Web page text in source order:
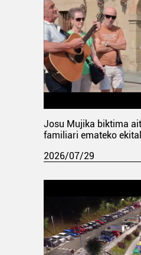
Josu Mujika biktima
familiari emateko
2026/07/29